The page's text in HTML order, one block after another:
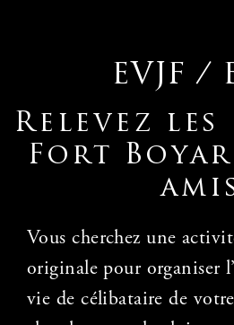
EVJF /
Relevez
Fort
Vous cherchez une
originale pour organiser
vie decélibataire de